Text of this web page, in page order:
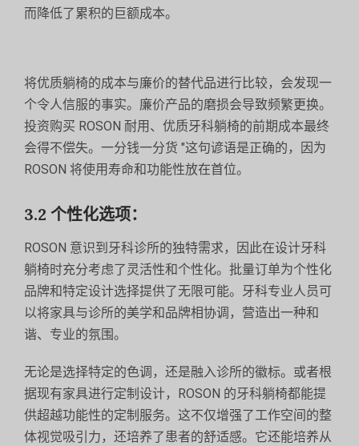
而降低了累积的巨额成本。
将优质躺椅的成本与廉价的替代品进行比较，会发现一
个令人信服的事实。廉价产品的磨损会导致频繁更换。
投资购买 ROSON 耐用、优质牙科躺椅的前期成本最终
会得不偿失。一分钱一分货 "这句谚语是正确的，因为
ROSON 将使用寿命和功能性放在首位。
3.2 个性化选项：
ROSON 意识到牙科诊所的独特需求，因此在设计牙科
躺椅时充分考虑了灵活性和个性化。批量订单为个性化
品牌和特定设计选择提供了无限可能。牙科专业人员可
以将家具与诊所的美学和品牌相协调，营造出一种和
谐、专业的氛围。
无论是选择特定的色调，还是融入诊所的徽标。或者根
据现有家具进行定制设计，ROSON 的牙科躺椅都能提
供超越功能性的定制服务。这不仅增强了工作空间的整
体视觉吸引力，还培养了患者的舒适感。它还能培养从